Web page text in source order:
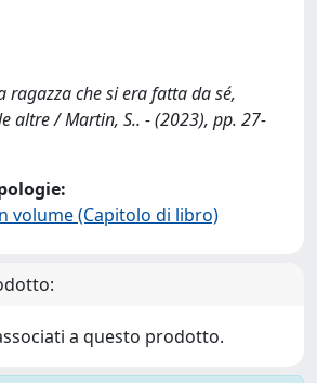
ragazza che si era fatta da sé,
altre / Martin, S.. - (2023), pp. 27-
volume (Capitolo di libro)
a questo prodotto.